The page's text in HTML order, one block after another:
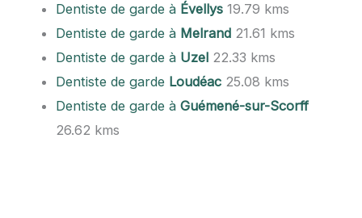
Dentiste de garde à Évellys 19.79 kms
Dentiste de garde à Melrand 21.61 kms
Dentiste de garde à Uzel 22.33 kms
Dentiste de garde Loudéac 25.08 kms
Dentiste de garde àGuémené-sur-Scorff
26.62 kms